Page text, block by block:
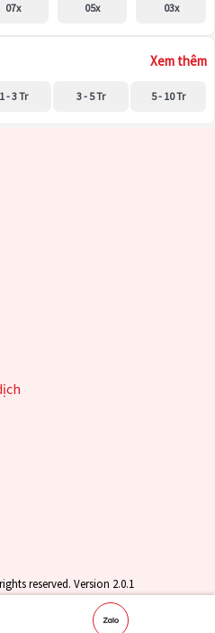
07x 05x 03x
Xem thêm
1 - 3 Tr 3 - 5 Tr 5 - 10 Tr
reserved. Version 2.0.1